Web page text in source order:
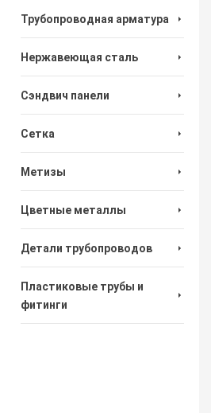
Трубопроводная арматура
Нержавеющая сталь
Сэндвич панели
Сетка
Метизы
Цветные металлы
Детали трубопроводов
Пластиковые трубы и
фитинги